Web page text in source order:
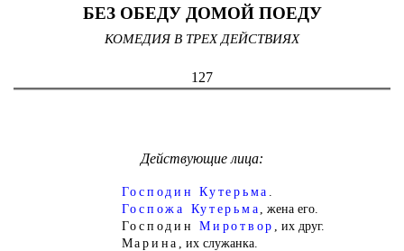
БЕЗ ОБЕДУ ДОМОЙ ПОЕДУ
КОМЕДИЯ В ТРЕХ ДЕЙСТВИЯХ
127
Действующие лица:
Господин Кутерьма
Госпожа Кутерьма
жена его.
ГосподинМиротвор
их друг.
Марина, их служанка.